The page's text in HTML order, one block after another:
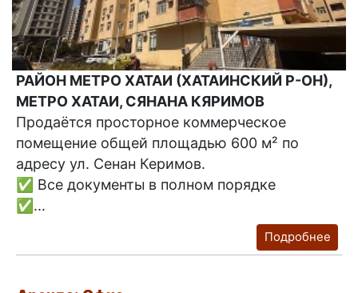
РАЙОН МЕТРО ХАТАИ (ХАТАИНСКИЙ Р-ОН),
МЕТРО ХАТАИ, СЯНАНА КЯРИМОВ
Продаётся просторное коммерческое
помещение общей площадью 600 м² по
адресу ул. Сенан Керимов.
✅ Все документы в полном порядке
✅...
Подробнее